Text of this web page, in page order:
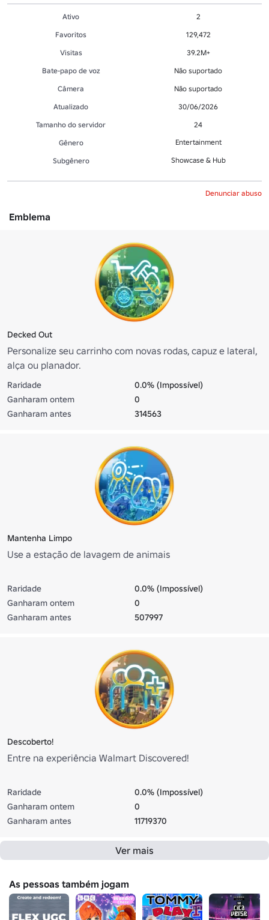
Ativo
2
Favoritos
129,472
Visitas
39.2M+
Bate-papo de voz
Não suportado
Câmera
Não suportado
Atualizado
30/06/2026
Tamanho do servidor
24
Gênero
Entertainment
Subgênero Showcase & Hub
Denunciar abuso
Emblema
Decked Out
Personalize seu carrinho com novas rodas, capuz e lateral,
alça ou planador.
Raridade
0.0% (Impossível)
Ganharam ontem
0
Ganharam antes
314563
Mantenha Limpo
Use a estação de lavagem de animais
Raridade
0.0% (Impossível)
Ganharam ontem
0
Ganharam antes
507997
Descoberto!
Entre na experiência Walmart Discovered!
Raridade
0.0% (Impossível)
Ganharam ontem
0
Ganharam antes
11719370
Ver mais
As pessoas também jogam